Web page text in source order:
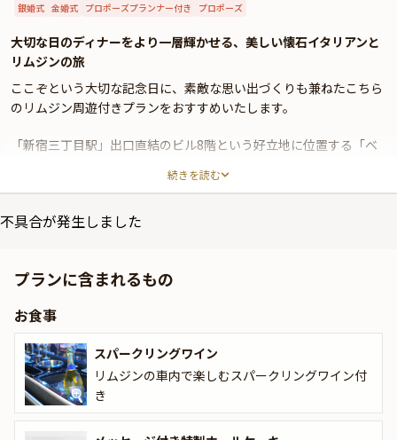
銀婚式 金婚式 プロポーズプランナー付き プロポーズ
大切な日のディナーをより一層輝かせる、美しい懐石イタリアンと
リムジンの旅
ここぞという大切な記念日に、素敵な思い出づくりも兼ねたこちら
のリムジン周遊付きプランをおすすめいたします。
「新宿三丁目駅」出口直結のビル8階という好立地に位置する「ベ
いた大人の雰囲気を楽しめるリストランテです。
本プランでお召し上がりいただくのは、懐石料理の要素を取り入れ
ニバーサリーの日を演出する特別なアイテムになっています。
さらにお食事後は、新宿駅もしくは品川駅までの90分のリムジンク
ルーズをお楽しみいただけます。途中には、東京タワーの見える場
所で、美しい景色をバックに記念撮影をいたします。記念の日を形
として残すことが出来る人気のサービスです。
続きを読む
不具合が発生しました
プランに含まれるもの
お食事
スパークリングワイン
リムジンの車内で楽しむスパークリングワイン付
き